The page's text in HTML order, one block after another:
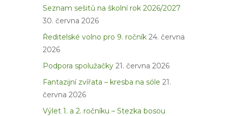
Seznam sešitů na školní rok 2026/2027
30. června 2026
Ředitelské volno pro 9. ročník 24. června
2026
Podpora spolužačky 21. června 2026
Fantazijní zvířata – kresba na sóle 21.
června 2026
Výlet 1. a 2. ročníku – Stezka bosou